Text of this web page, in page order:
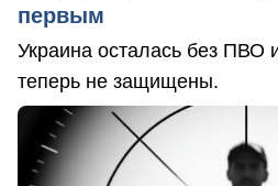
первым
Украина осталась без ПВО
теперь не защищены.